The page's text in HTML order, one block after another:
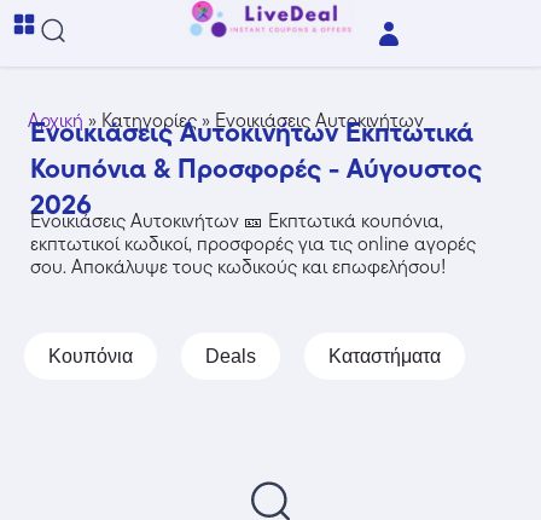
Αρχική » Κατηγορίες » Ενοικιάσεις Αυτοκινήτων
Ενοικιάσεις Αυτοκινήτων Εκπτωτικά
Κουπόνια & Προσφορές - Αύγουστος
2026
Ενοικιάσεις Αυτοκινήτων 🎫 Εκπτωτικά κουπόνια,
εκπτωτικοί κωδικοί, προσφορές για τις online αγορές
σου. Αποκάλυψε τους κωδικούς και επωφελήσου!
Κουπόνια Deals Καταστήματα